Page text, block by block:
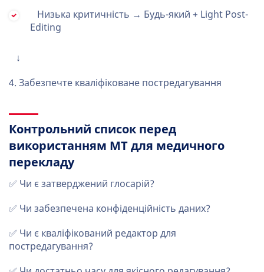
Низька критичність → Будь-який + Light Post-
Editing
↓
4. Забезпечте кваліфіковане постредагування
Контрольний список перед
використанням MT для медичного
перекладу
✅ Чи є затверджений глосарій?
✅ Чи забезпечена конфіденційність даних?
✅ Чи є кваліфікований редактор для
постредагування?